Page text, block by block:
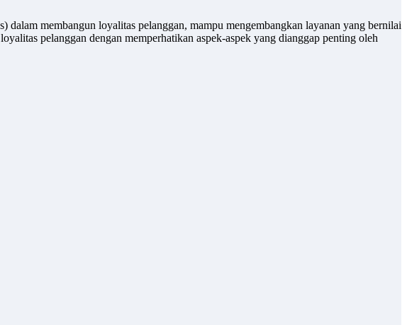
dalam membangun loyalitas pelanggan, mampu mengembangkan layanan yang bernilai
pelanggan dengan memperhatikan aspek-aspek yang dianggap penting oleh